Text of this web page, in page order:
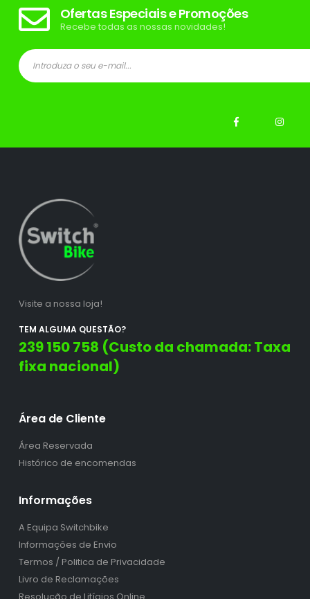
Ofertas Especiais e Promoções
Recebe todas as nossas novidades!
Visite a nossa loja!
TEM ALGUMA QUESTÃO?
239 150 758 (Custo da chamada: Taxa
fixa nacional)
Área de Cliente
Área Reservada
Histórico de encomendas
Informações
A Equipa Switchbike
Informações de Envio
Termos / Politica de Privacidade
Livro de Reclamações